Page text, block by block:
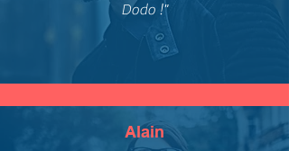
Dodo !"
Alain